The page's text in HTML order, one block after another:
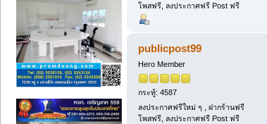
โพสฟรี, ลงประกาศฟรี Post ฟรี
publicpost99
Hero Member
กระทู้: 4587
ลงประกาศฟรีใหม่ ๆ , ฝากร้านฟรี
โพสฟรี, ลงประกาศฟรี Post ฟรี